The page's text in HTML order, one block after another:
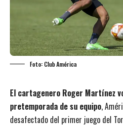
Foto: Club América
El cartagenero Roger Martínez
pretemporada de su equipo,
desafectado del primer juego del